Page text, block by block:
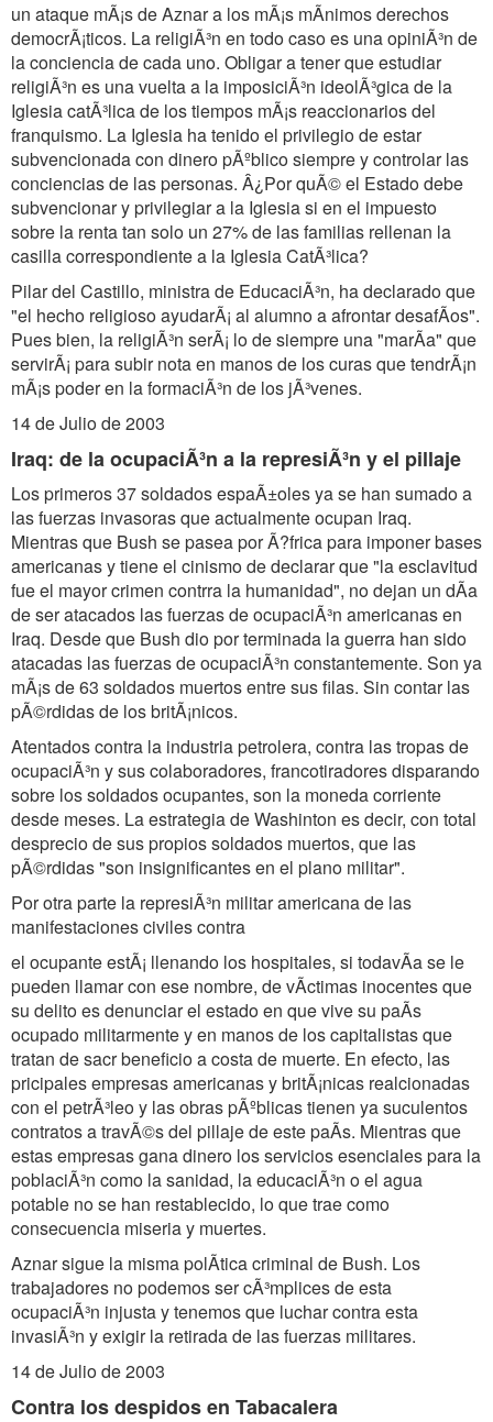
un ataque mÃ¡s de Aznar a los mÃ¡s mÃnimos derechos
democrÃ¡ticos. La religiÃ³n en todo caso es una opiniÃ³n de
la conciencia de cada uno. Obligar a tener que estudiar
religiÃ³n es una vuelta a la imposiciÃ³n ideolÃ³gica de la
Iglesia catÃ³lica de los tiempos mÃ¡s reaccionarios del
franquismo. La Iglesia ha tenido el privilegio de estar
subvencionada con dinero pÃºblico siempre y controlar las
conciencias de las personas. Â¿Por quÃ© el Estado debe
subvencionar y privilegiar a la Iglesia si en el impuesto
sobre la renta tan solo un 27% de las familias rellenan la
casilla correspondiente a la Iglesia CatÃ³lica?
Pilar del Castillo, ministra de EducaciÃ³n, ha declarado que
"el hecho religioso ayudarÃ¡ al alumno a afrontar desafÃos".
Pues bien, la religiÃ³n serÃ¡ lo de siempre una "marÃa" que
servirÃ¡ para subir nota en manos de los curas que tendrÃ¡n
mÃ¡s poder en la formaciÃ³n de los jÃ³venes.
14 de Julio de 2003
Iraq: de la ocupaciÃ³n a la represiÃ³n y el pillaje
Los primeros 37 soldados espaÃ±oles ya se han sumado a
las fuerzas invasoras que actualmente ocupan Iraq.
Mientras que Bush se pasea por Ã?frica para imponer bases
americanas y tiene el cinismo de declarar que "la esclavitud
fue el mayor crimen contrra la humanidad", no dejan un dÃa
de ser atacados las fuerzas de ocupaciÃ³n americanas en
Iraq. Desde que Bush dio por terminada la guerra han sido
atacadas las fuerzas de ocupaciÃ³n constantemente. Son ya
mÃ¡s de 63 soldados muertos entre sus filas. Sin contar las
pÃ©rdidas de los britÃ¡nicos.
Atentados contra la industria petrolera, contra las tropas de
ocupaciÃ³n y sus colaboradores, francotiradores disparando
sobre los soldados ocupantes, son la moneda corriente
desde meses. La estrategia de Washinton es decir, con total
desprecio de sus propios soldados muertos, que las
pÃ©rdidas "son insignificantes en el plano militar".
Por otra parte la represiÃ³n militar americana de las
manifestaciones civiles contra
el ocupante estÃ¡ llenando los hospitales, si todavÃa se le
pueden llamar con ese nombre, de vÃctimas inocentes que
su delito es denunciar el estado en que vive su paÃs
ocupado militarmente y en manos de los capitalistas que
tratan de sacr beneficio a costa de muerte. En efecto, las
pricipales empresas americanas y britÃ¡nicas realcionadas
con el petrÃ³leo y las obras pÃºblicas tienen ya suculentos
contratos a travÃ©s del pillaje de este paÃs. Mientras que
estas empresas gana dinero los servicios esenciales para la
poblaciÃ³n como la sanidad, la educaciÃ³n o el agua
potable no se han restablecido, lo que trae como
consecuencia miseria y muertes.
Aznar sigue la misma polÃtica criminal de Bush. Los
trabajadores no podemos ser cÃ³mplices de esta
ocupaciÃ³n injusta y tenemos que luchar contra esta
invasiÃ³n y exigir la retirada de las fuerzas militares.
14 de Julio de 2003
Contra los despidos en Tabacalera